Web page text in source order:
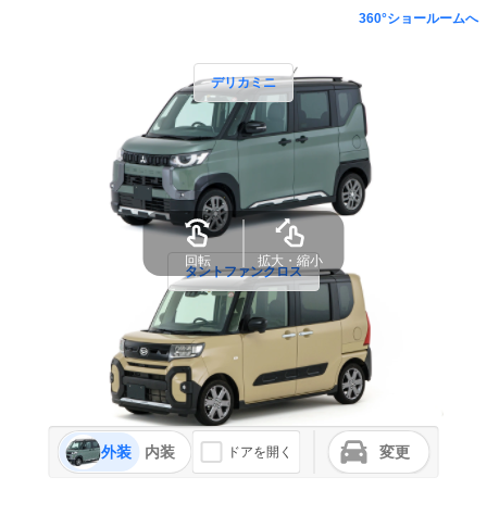
360°ショールームへ
デリカミニ
タントファンクロス
外装 内装 ドアを開く 変更
回転 拡大・縮小